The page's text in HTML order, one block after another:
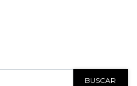
BUSCAR